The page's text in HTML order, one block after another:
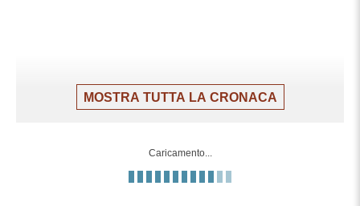
MOSTRA TUTTA LA CRONACA
Caricamento...